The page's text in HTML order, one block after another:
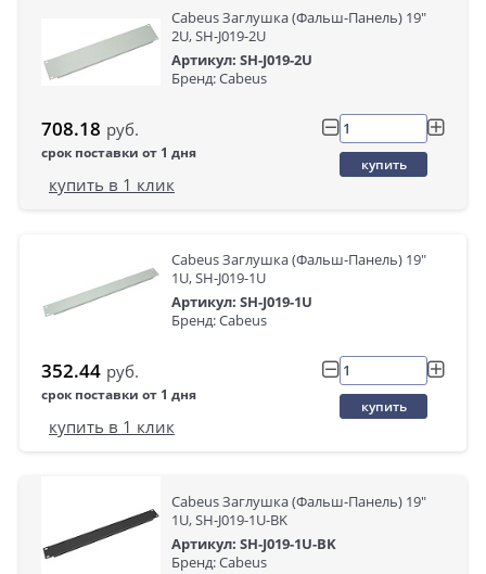
Cabeus Заглушка (Фальш-Панель) 19"
2U, SH-J019-2U
Артикул: SH-J019-2U
Бренд: Cabeus
708.18 руб.
срок поставки от 1 дня
купить
купить в 1 клик
Cabeus Заглушка (Фальш-Панель) 19"
1U, SH-J019-1U
Артикул: SH-J019-1U
Бренд: Cabeus
352.44 руб.
срок поставки от 1 дня
купить
купить в 1 клик
Cabeus Заглушка (Фальш-Панель) 19"
1U, SH-J019-1U-BK
Артикул: SH-J019-1U-BK
Бренд: Cabeus